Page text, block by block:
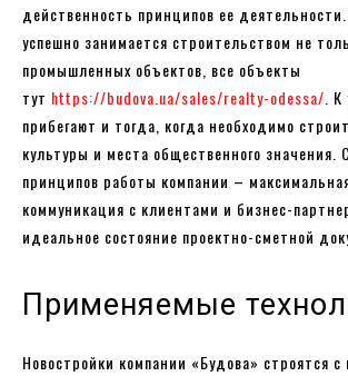
действенность принципов ее
успешно занимается строительством не
промышленных объектов, все объекты
тут https://budova.ua/sales/realty-odessa/ .
прибегают и тогда, когда необходимо
культуры и места общественного значения.
принципов работы компании –
коммуникация с клиентами и бизнес-
идеальное состояние проектно-сметной
Применяемые
Новостройки компании «Будова» строятся